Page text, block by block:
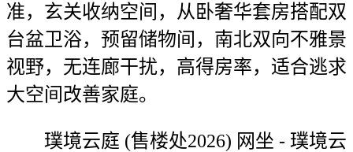
准，玄关收纳空间，从卧奢华套房搭配双
台盆卫浴，预留储物间，南北双向不雅景
视野，无连廊干扰，高得房率，适合逃求
大空间改善家庭。
璞境云庭 (售楼处2026) 网坐 - 璞境云